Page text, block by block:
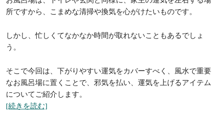
所ですから、こまめな清掃や換気を心がけたいものです。
しかし、忙しくてなかなか時間が取れないこともあるでしょ
う。
そこで今回は、下がりやすい運気をカバーすべく、風水で重要
なお風呂場に置くことで、邪気を払い、運気を上げるアイテム
についてご紹介します。
[続きを読む]